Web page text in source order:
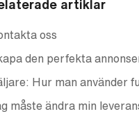
artiklar
oss
den perfekta
Hur man använder
måste ändra min